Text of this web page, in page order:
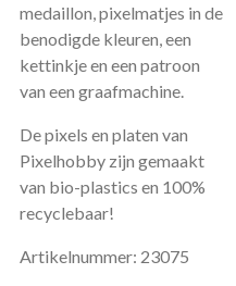
medaillon, pixelmatjes in de
benodigde kleuren, een
kettinkje en een patroon
van een graafmachine.
De pixels en platen van
Pixelhobby zijn gemaakt
van bio-plastics en 100%
recyclebaar!
Artikelnummer: 23075